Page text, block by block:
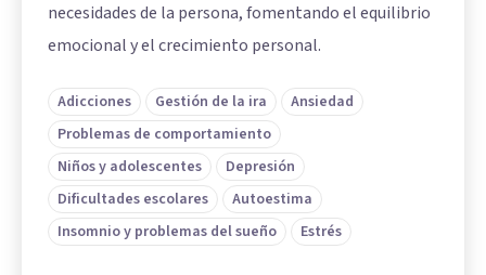
necesidades de la persona, fomentando el equilibrio
emocional y el crecimiento personal.
Adicciones Gestión de la ira
Ansiedad
Problemas de comportamiento
Niños y adolescentes
Depresión
Dificultades escolares
Autoestima
Insomnio y problemas del sueño
Estrés